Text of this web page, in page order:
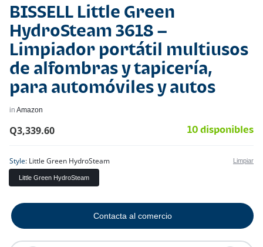
BISSELL Little Green
HydroSteam 3618 –
Limpiador portátil multiusos
de alfombras y tapicería,
para automóviles y autos
in Amazon
Q3,339.60 10 disponibles
Style Little Green HydroSteam
Little Green HydroSteam
Limpiar
Contacta al comercio